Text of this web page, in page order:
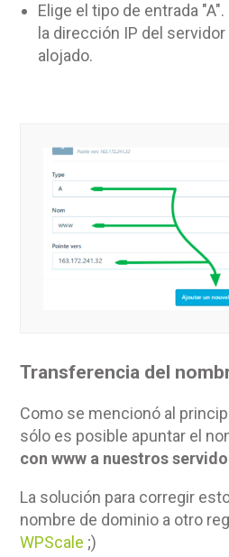
Elige el tipo de entrada
la dirección IP del
alojado.
Transferencia del
Como se mencionó al
sólo es posible apuntar el
con www a nuestros
La solución para corregir
nombre de dominio a otro
WPScale ;)